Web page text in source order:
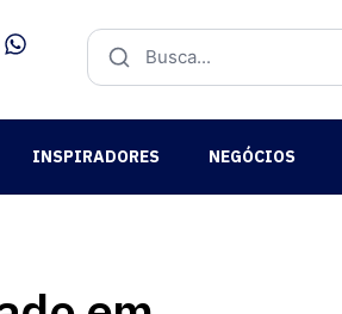
INSPIRADORES NEGÓCIOS